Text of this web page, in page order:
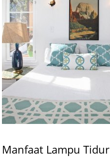
Manfaat Lampu Tidur